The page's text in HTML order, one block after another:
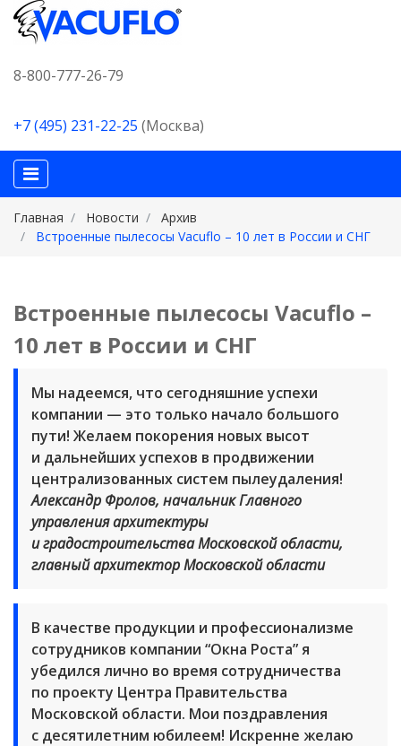
8-800-777-26-79
+7 (495) 231-22-25 (Москва)
Главная Новости
Архив
Встроенные пылесосы Vacuflo – 10 лет в России и СНГ
Встроенные пылесосы Vacuflo –
10 лет в России и СНГ
Мы надеемся, что сегодняшние успехи
компании — это только начало большого
пути! Желаем покорения новых высот
и дальнейших успехов в продвижении
централизованных систем пылеудаления!
Александр Фролов, начальник Главного
управления архитектуры
и градостроительства Московской области,
главный архитектор Московской области
В качестве продукции и профессионализме
сотрудников компании “Окна Роста” я
убедился лично во время сотрудничества
по проекту Центра Правительства
Московской области. Мои поздравления
с десятилетним юбилеем! Искренне желаю